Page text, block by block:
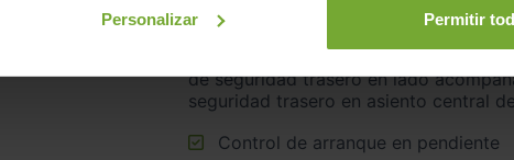
Personalizar Permitir
acompañante
de seguridad trasero en lado
seguridad trasero en asiento central
Control de arranque en pendiente